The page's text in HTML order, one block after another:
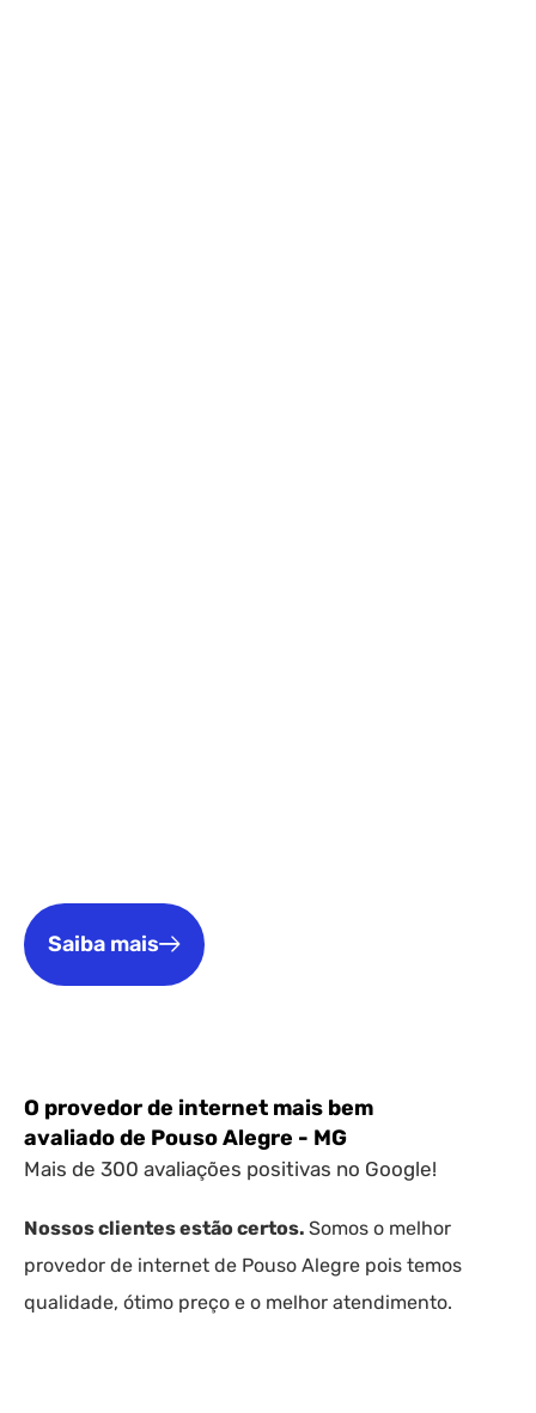
Saiba mais
O provedor de internet mais bem
avaliado de Pouso Alegre - MG
Mais de 300 avaliações positivas no Google!
Nossos clientes estão certos. Somos o melhor
provedor de internet de Pouso Alegre pois temos
qualidade, ótimo preço e o melhor atendimento.